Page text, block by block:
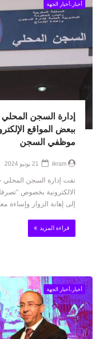
أخبار،أخبار الجهة
إدارة السجن
ببعض المواقع
موظفي السجن
ikram
نفت إدارة السجن المحلي
الالكترونية بخصوص
إلى إهانة الزوار وإساءة
قراءة المزيد
أخبار،أخبار الجهة